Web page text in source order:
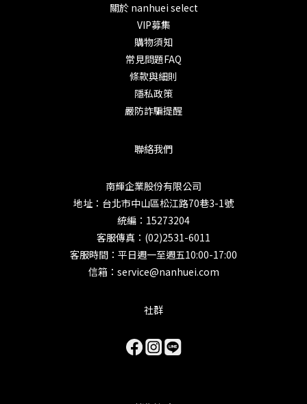
關於 nanhuei select
VIP募集
購物須知
常見問題FAQ
條款與細則
隱私政策
嚴防詐騙提醒
聯絡我們
南輝企業股份有限公司
地址：台北市中山區松江路70巷3-1號
統編：15273204
客服傳真：(02)2531-6011
客服時間：平日週一至週五10:00-17:00
信箱：service@nanhuei.com
社群